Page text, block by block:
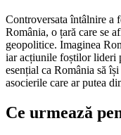
Controversata întâlnire a
România, o țară care se
geopolitice. Imaginea
iar acțiunile foștilor lideri
esențial ca România să
asocierile care ar putea
Ce urmează